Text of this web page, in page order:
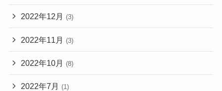
2022年12月 (3)
2022年11月 (3)
2022年10月 (8)
2022年7月 (1)